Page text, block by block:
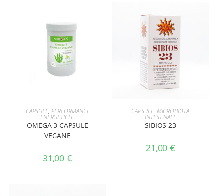
AGGIUNGI AL CARRELLO
CAPSULE, PERFORMANCE
ENERGETICHE
OMEGA 3 CAPSULE
VEGANE
31,00€
AGGIUNGI AL CARRELLO
CAPSULE,MICROBIOTA
INTESTINALE
SIBIOS 23
21,00 €